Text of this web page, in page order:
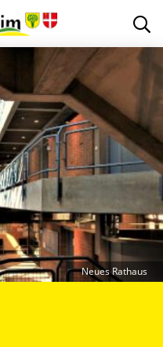
Neues Rathaus